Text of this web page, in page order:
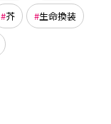
芥 生命換装